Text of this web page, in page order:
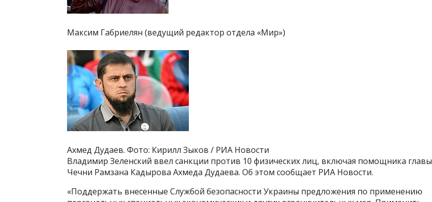
Максим Габриелян (ведущий редактор отдела «Мир»)
Ахмед Дудаев. Фото: Кирилл Зыков / РИА Новости
Владимир Зеленский ввел санкции против 10 физических лиц, включая помощника главы
Чечни Рамзана Кадырова Ахмеда Дудаева. Об этом сообщает РИА Новости.
«Поддержать внесенные Службой безопасности Украины предложения по применению